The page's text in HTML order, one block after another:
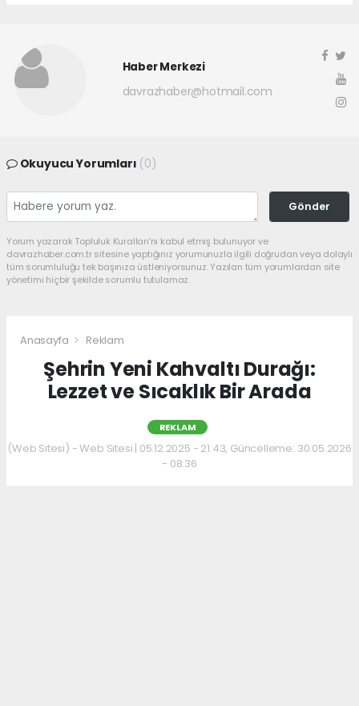
Haber Merkezi
davrazhaber@hotmail.com
Okuyucu Yorumları (0)
Gönder
Yorum yazarak Topluluk Kuralları’nı kabul etmiş bulunuyor ve
davrazhaber.com.tr sitesine yaptığınız yorumunuzla ilgili doğrudan veya dolaylı
tüm sorumluluğu tek başınıza üstleniyorsunuz. Yazılan tüm yorumlardan site
yönetimi hiçbir şekilde sorumlu tutulamaz.
Anasayfa Reklam
Şehrin Yeni Kahvaltı Durağı:
Lezzet ve Sıcaklık Bir Arada
REKLAM
(Web Sitesi) - Web Sitesi | 05.12.2025 - 21:43, Güncelleme: 30.05.2026
- 08:36